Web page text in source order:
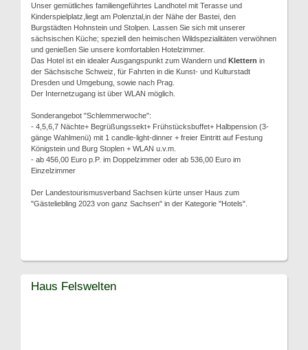
Unser gemütliches familiengeführtes Landhotel mit Terasse und
Kinderspielplatz,liegt am Polenztal,in der Nähe der Bastei, den
Burgstädten Hohnstein und Stolpen. Lassen Sie sich mit unserer
sächsischen Küche; speziell den heimischen Wildspezialitäten verwöhnen
und genießen Sie unsere komfortablen Hotelzimmer.
Das Hotel ist ein idealer Ausgangspunkt zum Wandern und Klettern in
der Sächsische Schweiz, für Fahrten in die Kunst- und Kulturstadt
Dresden und Umgebung, sowie nach Prag.
Der Internetzugang ist über WLAN möglich.
Sonderangebot "Schlemmerwoche":
- 4,5,6,7 Nächte+ Begrüßungssekt+ Frühstücksbuffet+ Halbpension (3-
gänge Wahlmenü) mit 1 candle-light-dinner + freier Eintritt auf Festung
Königstein und Burg Stoplen + WLAN u.v.m.
- ab 456,00 Euro p.P. im Doppelzimmer oder ab 536,00 Euro im
Einzelzimmer
Der Landestourismusverband Sachsen kürte unser Haus zum
"Gästeliebling 2023 von ganz Sachsen" in der Kategorie "Hotels".
Haus Felswelten